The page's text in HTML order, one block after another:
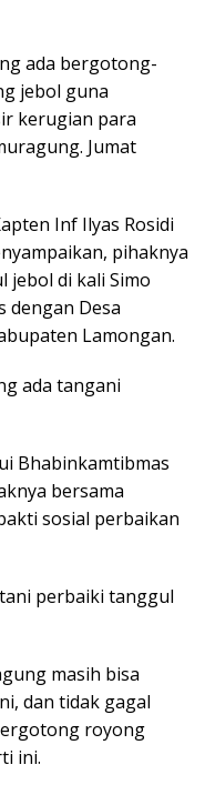
ada bergotong-
jebol guna
kerugian para
Jumat
Inf Ilyas Rosidi
pihaknya
jebol di kali Simo
dengan Desa
Lamongan.
ada tangani
Bhabinkamtibmas
bersama
sosial perbaikan
perbaiki tanggul
masih bisa
dan tidak gagal
royong
ini.